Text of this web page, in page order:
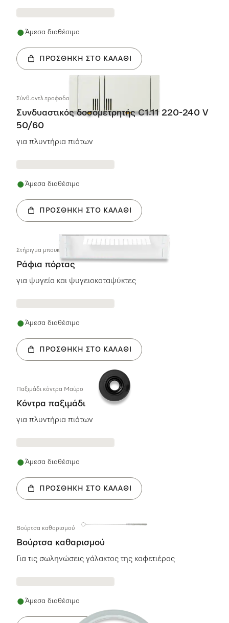
Άμεσα διαθέσιμο
ΠΡΟΣΘΉΚΗ ΣΤΟ ΚΑΛΆΘΙ
Σύνθ.αντλ.τροφοδοσ C1.11 220-240V 50/60
Συνδυαστικός δοσομετρητής C1.11 220-240 V
50/60
για πλυντήρια πιάτων
Άμεσα διαθέσιμο
ΠΡΟΣΘΉΚΗ ΣΤΟ ΚΑΛΆΘΙ
Στήριγμα μπουκαλιών Θήκη μπουκαλιών
Ράφια πόρτας
για ψυγεία και ψυγειοκαταψύκτες
Άμεσα διαθέσιμο
ΠΡΟΣΘΉΚΗ ΣΤΟ ΚΑΛΆΘΙ
Παξιμάδι κόντρα Μαύρο
Κόντρα παξιμάδι
για πλυντήρια πιάτων
Άμεσα διαθέσιμο
ΠΡΟΣΘΉΚΗ ΣΤΟ ΚΑΛΆΘΙ
Βούρτσα καθαρισμού
Βούρτσα καθαρισμού
Για τις σωληνώσεις γάλακτος της καφετιέρας
Άμεσα διαθέσιμο